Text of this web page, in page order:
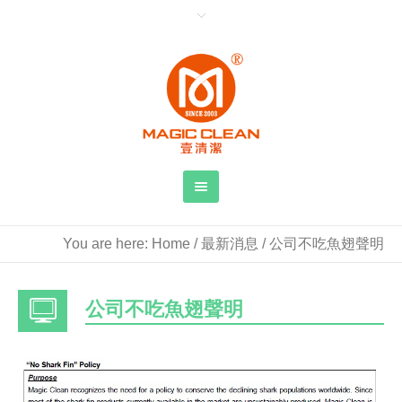
You are here: Home /最新消息 /公司不吃魚翅聲明
公司不吃魚翅聲明